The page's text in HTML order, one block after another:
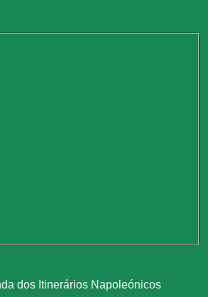
dos Itinerários Napoleónicos